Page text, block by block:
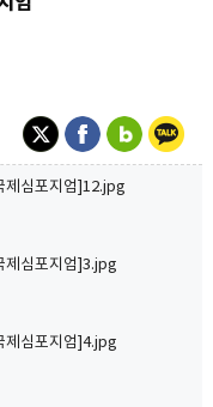
제심포지엄]12.jpg
제심포지엄]3.jpg
제심포지엄]4.jpg